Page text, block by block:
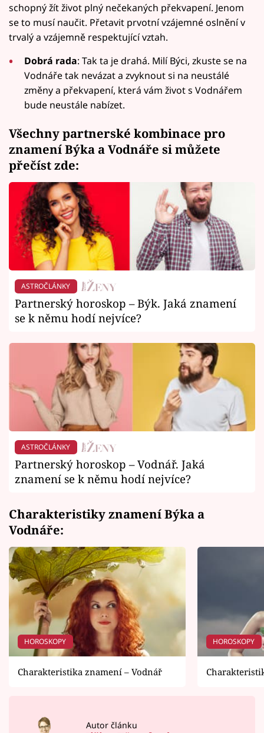
schopný žít život plný nečekaných překvapení. Jenom
se to musí naučit. Přetavit prvotní vzájemné oslnění v
trvalý a vzájemně respektující vztah.
Dobrá rada: Tak ta je drahá. Milí Býci, zkuste se na
Vodnáře tak nevázat a zvyknout si na neustálé
změny a překvapení, která vám život s Vodnářem
bude neustále nabízet.
Všechny partnerské kombinace pro
znamení Býka a Vodnáře si můžete
přečíst zde:
ASTROČLÁNKY
Partnerský horoskop – Býk. Jaká znamení
se k němu hodí nejvíce?
ASTROČLÁNKY
Partnerský horoskop – Vodnář. Jaká
znamení se k němu hodí nejvíce?
Charakteristiky znamení Býka a
Vodnáře:
HOROSKOPY
Charakteristika znamení – Vodnář
HOROSKOPY
Autor článku